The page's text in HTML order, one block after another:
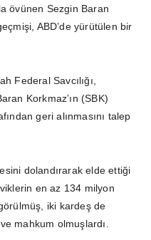
övünen Sezgin Baran
ABD’de yürütülen bir
Federal Savcılığı,
Korkmaz’ın (SBK)
geri alınmasını talep
dolandırarak elde ettiği
en az 134 milyon
iki kardeş de
mahkum olmuşlardı.